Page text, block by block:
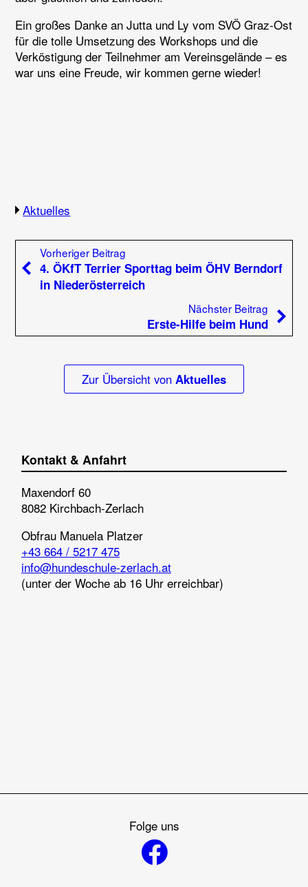
Ein großes Danke an Jutta und Ly vom SVÖ Graz-Ost
für die tolle Umsetzung des Workshops und die
Verköstigung der Teilnehmer am Vereinsgelände – es
war uns eine Freude, wir kommen gerne wieder!
Aktuelles
Beitragsnavigation
Vorheriger Beitrag
4. ÖKfT Terrier Sporttag beim ÖHV Berndorf
in Niederösterreich
Nächster Beitrag
Erste-Hilfe beim Hund
Zur Übersicht von Aktuelles
Kontakt & Anfahrt
Maxendorf 60
8082 Kirchbach-Zerlach
Obfrau Manuela Platzer
+43 664 / 5217 475
info@hundeschule-zerlach.at
(unter der Woche ab 16 Uhr erreichbar)
Folge uns